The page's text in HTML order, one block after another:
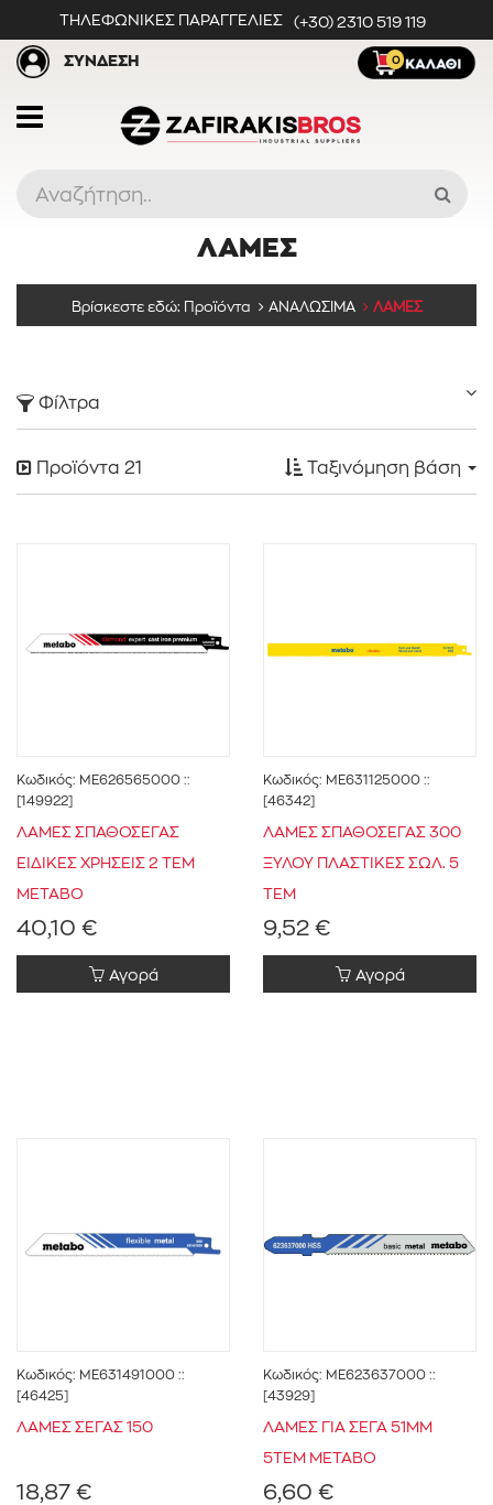
ΤΗΛΕΦΩΝΙΚΕΣ ΠΑΡΑΓΓΕΛΙΕΣ (+30) 2310 519 119
0
ΣΥΝΔΕΣΗ
ΛΑΜΕΣ
Βρίσκεστε εδώ: Προϊόντα ΑΝΑΛΩΣΙΜΑ ΛΑΜΕΣ
Φίλτρα
Σετ (19)
ΣΥΝΕΡΓ.ΓΥΨΙΝΩΝ ΔΙΑΚΟΣΜΗΣΕΩΝ-
Προϊόντα 21 Ταξινόμηση βάση
Κωδικός: ME626565000 ::
[149922]
ΛΑΜΕΣ ΣΠΑΘΟΣΕΓΑΣ
ΕΙΔΙΚΕΣ ΧΡΗΣΕΙΣ 2 ΤΕΜ
METABO
40,10 €
Αγορά
Κωδικός: ME631125000 ::
[46342]
ΛΑΜΕΣ ΣΠΑΘΟΣΕΓΑΣ 300
ΞΥΛΟΥ ΠΛΑΣΤΙΚΕΣ ΣΩΛ. 5
ΤΕΜ
9,52 €
Αγορά
Κωδικός: ME631491000 ::
[46425]
ΛΑΜΕΣ ΣΕΓΑΣ 150
18,87 €
Κωδικός: ME623637000 ::
[43929]
ΛΑΜΕΣ ΓΙΑ ΣΕΓΑ 51ΜΜ
5ΤΕΜ METABO
6,60 €